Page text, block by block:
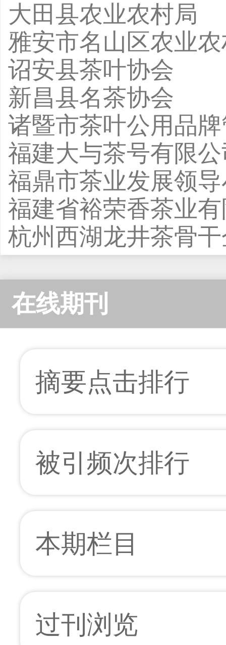
大田县农业农村局
雅安市名山区农业
诏安县茶叶协会
新昌县名茶协会
诸暨市茶叶公用品
福建大与茶号有限
福鼎市茶业发展领
福建省裕荣香茶业
杭州西湖龙井茶骨
在线期刊
摘要点击排行
被引频次排行
本期栏目
过刊浏览